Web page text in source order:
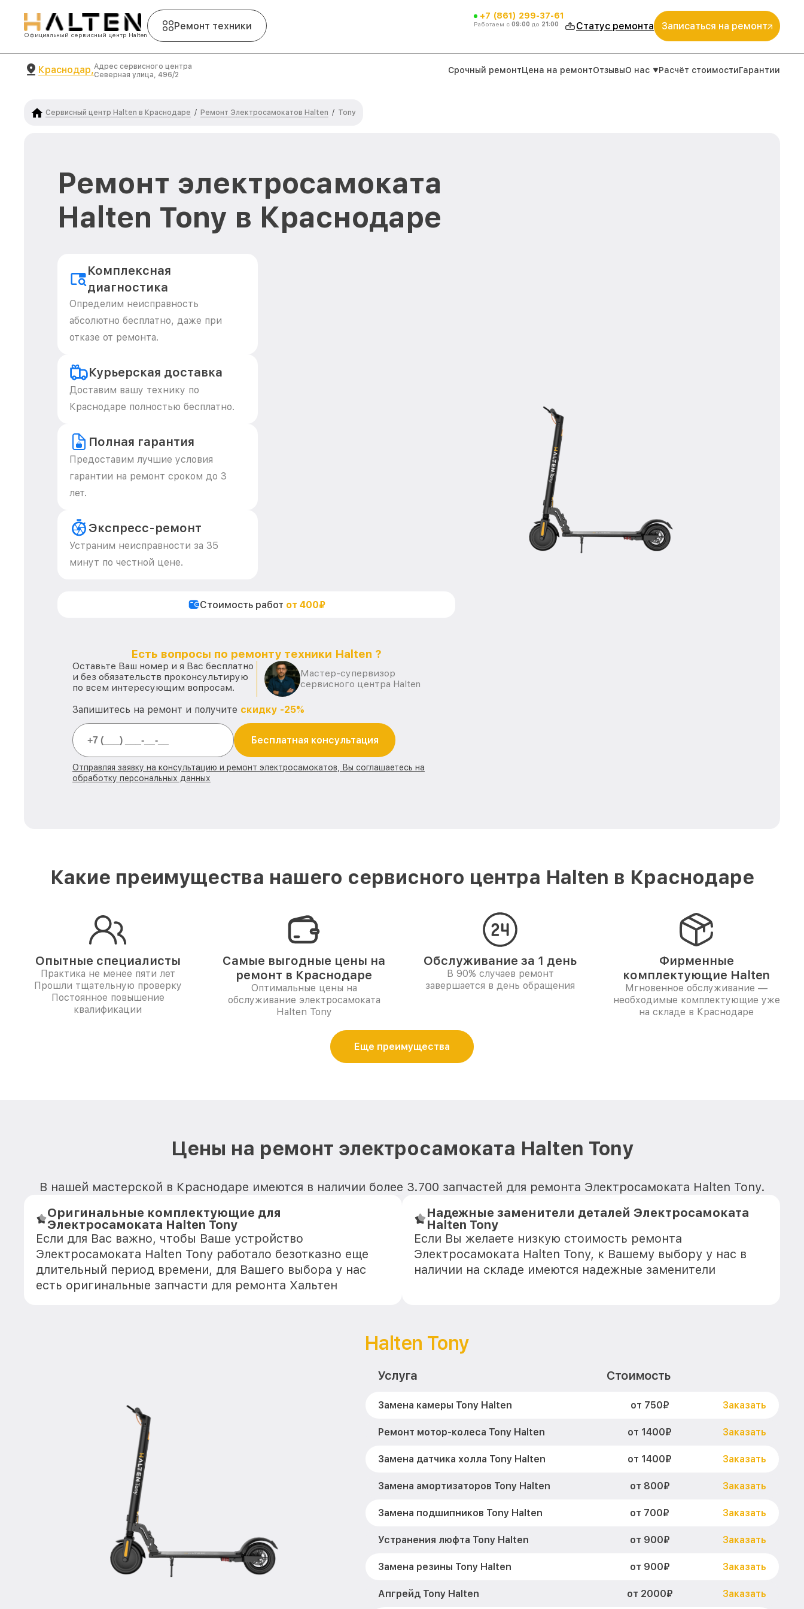
Официальный сервисный центр Halten
Ремонт техники
+7 (861) 299-37-61
Работаем с 09:00 до 21:00 Статус ремонта Записаться на ремонт
Краснодар,Адрес сервисного центра
Северная улица, 496/2
Срочный ремонтЦена на ремонтОтзывыО нас Расчёт стоимостиГарантии
Сервисный центр Halten в Краснодаре / Ремонт Электросамокатов Halten / Tony
Ремонт электросамоката
Halten Tony в Краснодаре
Комплексная
диагностика
Определим неисправность
абсолютно бесплатно, даже при
отказе от ремонта.
Курьерская доставка
Доставим вашу технику по
Краснодаре полностью бесплатно.
Полная гарантия
Предоставим лучшие условия
гарантии на ремонт сроком до 3
лет.
Экспресс-ремонт
Устраним неисправности за 35
минут по честной цене.
Стоимость работ от 400₽
Есть вопросы по ремонту техники Halten ?
Оставьте Ваш номер и я Вас бесплатно
и без обязательств проконсультирую
по всем интересующим вопросам.
Мастер-супервизор
сервисного центра Halten
Запишитесь на ремонт и получите скидку -25%
Бесплатная консультация
Отправляя заявку на консультацию и ремонт электросамокатов, Вы соглашаетесь на
обработку персональных данных
Какие преимущества нашего сервисного центра Halten в Краснодаре
Опытные специалисты
Практика не менее пяти лет
Прошли тщательную проверку
Постоянное повышение
квалификации
Самые выгодные цены на
ремонт в Краснодаре
Оптимальные цены на
обслуживание электросамоката
Halten Tony
Обслуживание за 1 день
В 90% случаев ремонт
завершается в день обращения
Фирменные
комплектующие Halten
Мгновенное обслуживание —
необходимые комплектующие уже
на складе в Краснодаре
Еще преимущества
Цены на ремонт электросамоката Halten Tony
В нашей мастерской в Краснодаре имеются в наличии более 3.700 запчастей для ремонта Электросамоката Halten Tony.
Оригинальные комплектующие для
Электросамоката Halten Tony
Если для Вас важно, чтобы Ваше устройство
Электросамоката Halten Tony работало безотказно еще
длительный период времени, для Вашего выбора у нас
есть оригинальные запчасти для ремонта Хальтен
Надежные заменители деталей Электросамоката
Halten Tony
Если Вы желаете низкую стоимость ремонта
Электросамоката Halten Tony, к Вашему выбору у нас в
наличии на складе имеются надежные заменители
Halten Tony
Услуга Стоимость
Замена камеры Tony Halten от 750₽ Заказать
Ремонт мотор-колеса Tony Halten от 1400₽ Заказать
Замена датчика холла Tony Halten от 1400₽ Заказать
Замена амортизаторов Tony Halten от 800₽ Заказать
Замена подшипников Tony Halten от 700₽ Заказать
Устранения люфта Tony Halten от 900₽ Заказать
Замена резины Tony Halten от 900₽ Заказать
Апгрейд Tony Halten от 2000₽ Заказать